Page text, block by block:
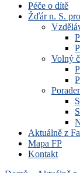
Péče o dítě
Žďár n. S.
Volný
Aktuálně z
Mapa FP
Kontakt